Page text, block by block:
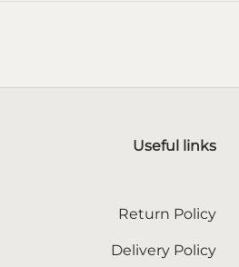
Useful links
Return Policy
Delivery Policy